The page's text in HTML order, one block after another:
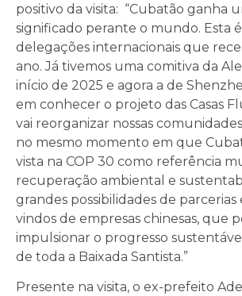
positivo da visita: “Cubatão ganha
significado perante o mundo. Esta
delegações internacionais que
ano. Já tivemos uma comitiva da
início de 2025 e agora a de
em conhecer o projeto das Casas
vai reorganizar nossas
no mesmo momento em que
vista na COP 30 como referência
recuperação ambiental e
grandes possibilidades de
vindos de empresas chinesas, que
impulsionar o progresso
de toda a Baixada Santista.”
Presente na visita, o ex-prefeito